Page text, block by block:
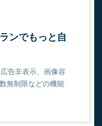
ンでもっと自
告非表示、画像容
無制限などの機能